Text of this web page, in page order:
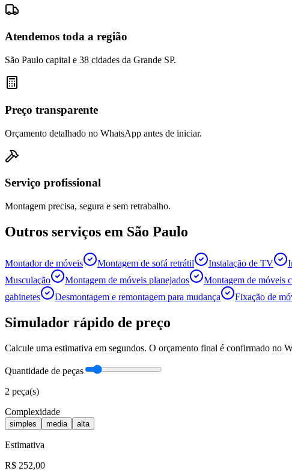
Atendemos toda a região
São Paulo capital e 38 cidades da Grande SP.
Preço transparente
Orçamento detalhado no WhatsApp antes de iniciar.
Serviço profissional
Montagem precisa, segura e sem retrabalho.
Outros serviços em São Paulo
Montador de móveis Montagem de sofá retrátil Instalação de TV
Musculação
Montagem de móveis planejados Montagem de móveis
gabinetes
Desmontagem e remontagem para mudança Fixação de
Simulador rápido de preço
Calcule uma estimativa em segundos. O orçamento final é confirmado no
Quantidade de peças
2 peça(s)
Complexidade
simples media alta
Estimativa
R$ 252,00